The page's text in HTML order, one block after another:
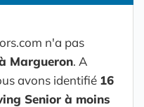
n'a pas
Margueron. A
avons identifié 16
Senior à moins